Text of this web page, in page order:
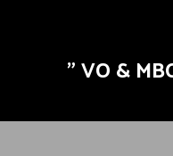
VO &